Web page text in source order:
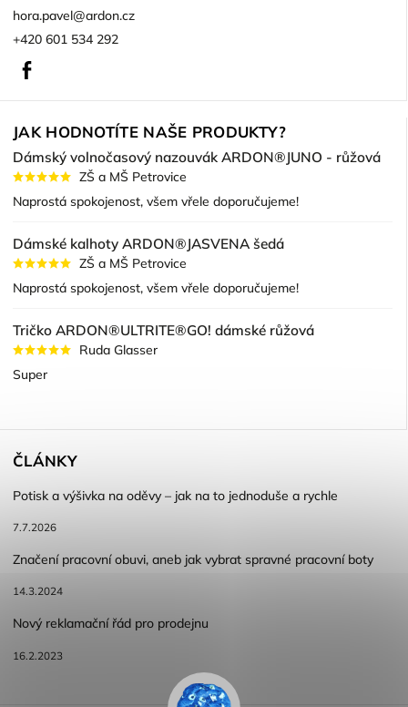
hora.pavel@ardon.cz
+420 601 534 292
JAK HODNOTÍTE NAŠE PRODUKTY?
Dámský volnočasový nazouvák ARDON®JUNO - růžová
ZŠ a MŠ Petrovice
Naprostá spokojenost, všem vřele doporučujeme!
Dámské kalhoty ARDON®JASVENA šedá
ZŠ a MŠ Petrovice
Naprostá spokojenost, všem vřele doporučujeme!
Tričko ARDON®ULTRITE®GO! dámské růžová
Ruda Glasser
Super
ČLÁNKY
Potisk a výšivka na oděvy – jak na to jednoduše a rychle
7.7.2026
Značení pracovní obuvi, aneb jak vybrat spravné pracovní boty
14.3.2024
Nový reklamační řád pro prodejnu
16.2.2023